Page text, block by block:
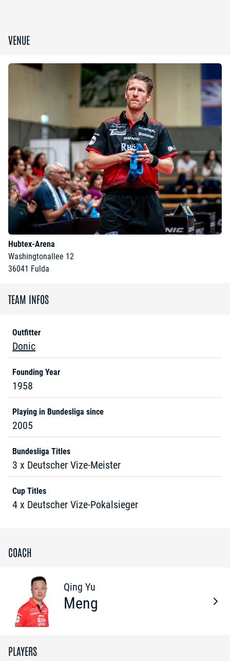
VENUE
Hubtex-Arena
Washingtonallee 12
36041 Fulda
TEAM INFOS
Outfitter
Donic
Founding Year
1958
Playing in Bundesliga since
2005
Bundesliga Titles
3 x Deutscher Vize-Meister
Cup Titles
4 x Deutscher Vize-Pokalsieger
COACH
Qing Yu
Meng
PLAYERS